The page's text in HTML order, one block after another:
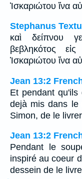
Ἰσκαριώτου ἵνα
Stephanus
καὶ δείπνου
βεβληκότος
Ἰσκαριώτου ἵνα
Jean 13:2
Et pendant
dejà mis dans le
Simon, de le
Jean 13:2
Pendant le
inspiré au coeur
dessein de le